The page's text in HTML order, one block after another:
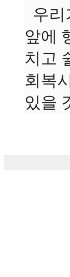
우
앞에
치고
회복
있을